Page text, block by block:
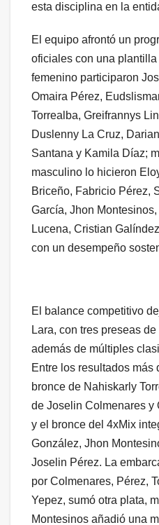
esta disciplina en la
El equipo afrontó un
oficiales con una
femenino participaron
Omaira Pérez,
Torrealba, Greifrannys
Duslenny La Cruz,
Santana y Kamila Díaz;
masculino lo hicieron
Briceño, Fabricio Pérez,
García, Jhon
Lucena, Cristian
con un desempeño
El balance competitivo
Lara, con tres preseas
además de múltiples
Entre los resultados más
bronce de Nahiskarly
de Joselin Colmenares y
y el bronce del 4xMix
González, Jhon
Joselin Pérez. La
por Colmenares, Pérez,
Yepez, sumó otra plata,
Montesinos añadió una